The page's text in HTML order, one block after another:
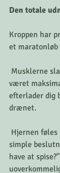
Den totale
Kroppen har
et
været
efterlader dig
drænet.
simple
have at